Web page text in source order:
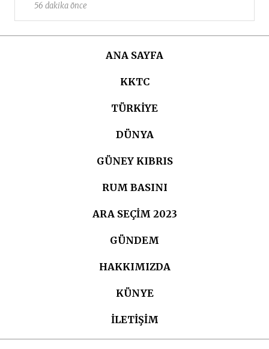
56 dakika önce
ANA SAYFA
KKTC
TÜRKIYE
DÜNYA
GÜNEY KIBRIS
RUM BASINI
ARA SEÇIM 2023
GÜNDEM
HAKKIMIZDA
KÜNYE
İLETİŞİM